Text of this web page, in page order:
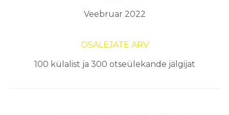
Veebruar 2022
OSALEJATE ARV
100 külalist ja 300 otseülekande jälgijat